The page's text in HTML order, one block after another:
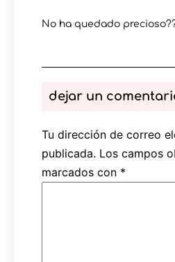
No ha quedado
dejar un
Tu dirección de correo
publicada. Los campos
marcados con *